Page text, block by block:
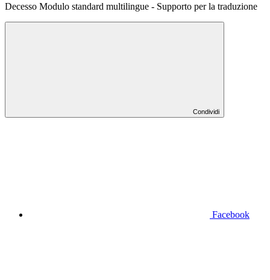
Decesso Modulo standard multilingue - Supporto per la traduzione
Condividi
Facebook